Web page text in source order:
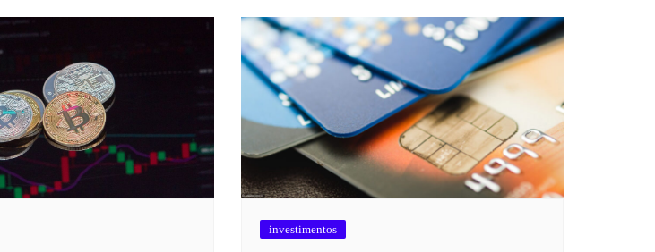
investimentos